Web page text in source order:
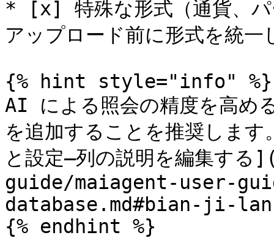
* [x] 特殊な形式（通貨、パ
アップロード前に形式を統一
{% hint style="info" %}
AI による照会の精度を高め
を追加することを推奨しま
と設定—列の説明を編集す
guide/maiagent-user-
database.md#bian-ji-
{% endhint %}